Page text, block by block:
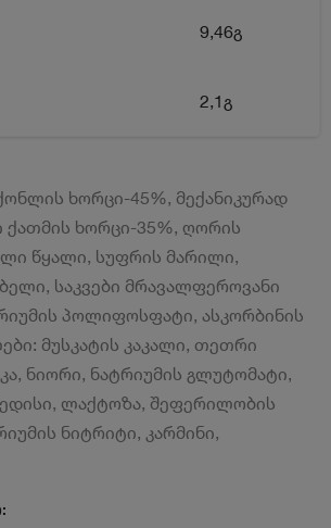
9,46გ
2,1გ
ხორცი-45%, მექანიკურად
ქათმის ხორცი-35%, ღორის
წყალი, სუფრის მარილი,
საკვები მრავალფეროვანი
პოლიფოსფატი, ასკორბინის
მუსკატის კაკალი, თეთრი
ნიორი, ნატრიუმის გლუტომატი,
ლაქტოზა, შეფერილობის
ნიტრიტი, კარმინი,